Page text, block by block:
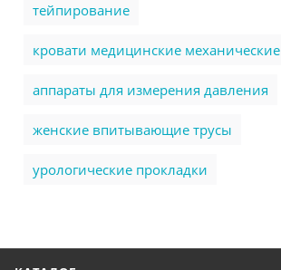
тейпирование
кровати медицинские механические
аппараты для измерения давления
женские впитывающие трусы
урологические прокладки